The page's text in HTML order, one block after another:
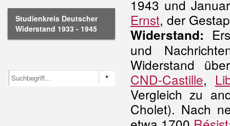
Studienkreis Deutscher
Widerstand 1933 - 1945
1943 und
Ernst, der
Widerstand:
und
Widerstand
CND-Castille,
Vergleich zu
Cholet). Nach